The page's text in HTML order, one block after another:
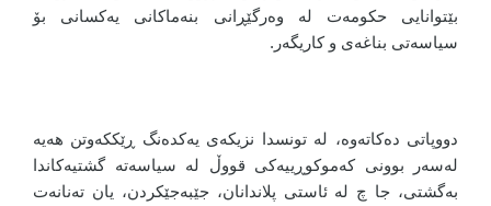
بێتوانایی حکومەت لە وەرگێڕانی بنەماکانی یەکسانی بۆ
سیاسەتی بناغەی و کاریگەر.
دووپاتی دەکاتەوە، لە تونسدا نزیکەی یەکدەنگ ڕێککەوتن هەیە
لەسەر بوونی کەموکوڕییەکی قووڵ لە سیاسەتە گشتیەکاندا
بەگشتی، جا چ لە ئاستی پلاندانان، جێبەجێکردن، یان تەنانەت